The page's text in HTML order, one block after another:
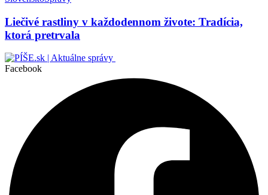
Liečivé rastliny v každodennom živote: Tradícia,
ktorá pretrvala
Facebook